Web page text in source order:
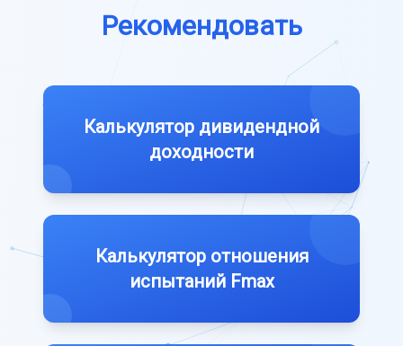
Рекомендовать
Калькулятор дивидендной
доходности
Калькулятор отношения
испытаний Fmax